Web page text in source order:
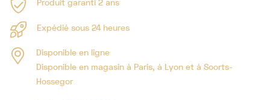
Produit garanti 2 ans
Expédié sous 24 heures
Disponible en ligne
Disponible en magasin à Paris, à Lyon et à Soorts-
Hossegor